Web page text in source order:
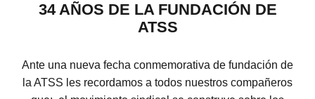
34 AÑOS DE LA FUNDACIÓN DE
ATSS
Ante una nueva fecha conmemorativa de fundación de
la ATSS les recordamos a todos nuestros compañeros